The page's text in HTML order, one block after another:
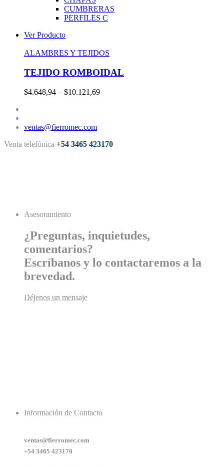
CUMBRERAS
PERFILES C
Ver Producto
ALAMBRES Y TEJIDOS
TEJIDO ROMBOIDAL
$4.648,94 – $10.121,69
ventas@fierromec.com
Venta telefónica +54 3465 423170
Asesoramiento
¿Preguntas, inquietudes,
comentarios?
Escríbanos y lo contactaremos a la
brevedad.
Déjenos un mensaje
Información de Contacto
ventas@fierromec.com
+54 3465 423170